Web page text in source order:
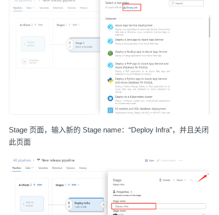
Stage 页面，输入新的 Stage name：“Deploy Infra”，并且关闭
此页面